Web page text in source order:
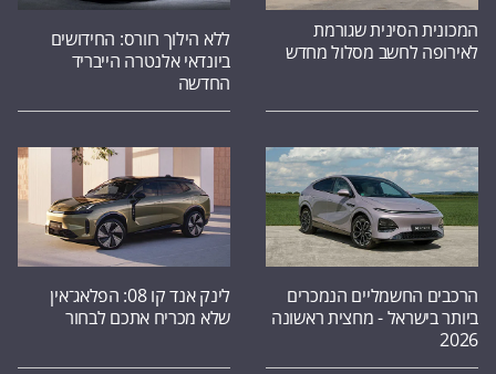
המכונית הסינית שגורמת
לאירופה לחשב מסלול מחדש
ללא הילוך רוורס: החידושים
ביונדאי אלנטרה הייבריד
החדשה
הרכבים החשמליים הנמכרים
ביותר בישראל - מחצית ראשונה
2026
לינק אנד קו 08: הפלאג־אין
שלא מכריח אתכם לבחור